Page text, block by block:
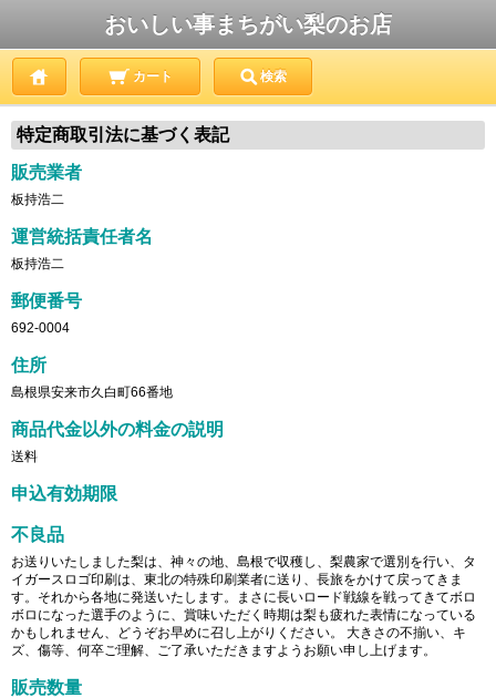
おいしい事まちがい梨のお店
カート 検索
特定商取引法に基づく表記
販売業者
板持浩二
運営統括責任者名
板持浩二
郵便番号
692-0004
住所
島根県安来市久白町66番地
商品代金以外の料金の説明
送料
申込有効期限
不良品
お送りいたしました梨は、神々の地、島根で収穫し、梨農家で選別を行い、タ
イガースロゴ印刷は、東北の特殊印刷業者に送り、長旅をかけて戻ってきま
す。それから各地に発送いたします。まさに長いロード戦線を戦ってきてボロ
ボロになった選手のように、賞味いただく時期は梨も疲れた表情になっている
かもしれません、どうぞお早めに召し上がりください。 大きさの不揃い、キ
ズ、傷等、何卒ご理解、ご了承いただきますようお願い申し上げます。
販売数量